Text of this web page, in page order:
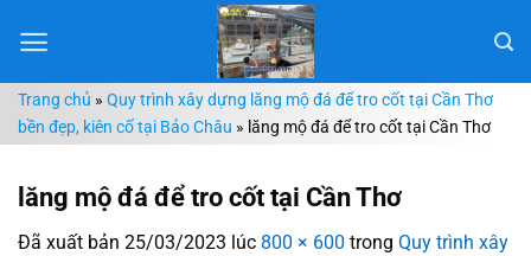
đến
dungTrang chủ » Quy trình xây dựng lăng mộ đá để tro cốt tại Cần Thơ
bền đẹp, kiên cố tại Bảo Châu » lăng mộ đá để tro cốt tại Cần Thơ
lăng mộ đá để tro cốt tại Cần Thơ
Đã xuất bản 25/03/2023 lúc 800 × 600 trong Quy trình xây